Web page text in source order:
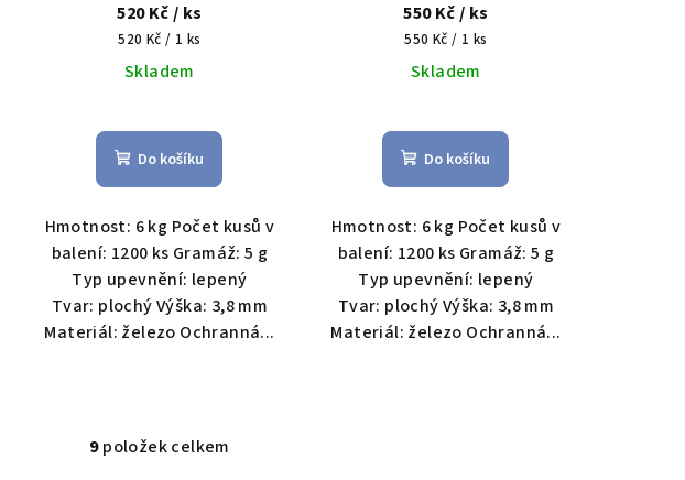
520 Kč/ ks
Měrná
cena:
520 Kč / 1 ks
Skladem
hodnocení
produktu
je
5,0
z
5
hvězdiček.
Do košíku
Hmotnost: 6 kg Počet kusů v
balení: 1200 ks Gramáž: 5 g
Typ upevnění: lepený
Tvar: plochý Výška: 3,8 mm
Materiál: železo Ochranná...
550 Kč/ ks
Měrná
cena:
550 Kč / 1 ks
Skladem
Do košíku
Hmotnost: 6 kg Počet kusů v
balení: 1200 ks Gramáž: 5 g
Typ upevnění: lepený
Tvar: plochý Výška: 3,8 mm
Materiál: železo Ochranná...
O
9položek celkem